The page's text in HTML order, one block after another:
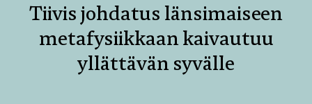
Tiivis johdatus länsimaiseen
metafysiikkaan kaivautuu
yllättävän syvälle